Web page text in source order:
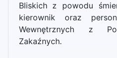
Bliskich z powodu
kierownik oraz
Wewnętrznych z
Zakaźnych.